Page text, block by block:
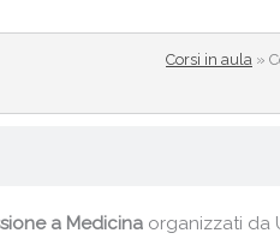
Corsi in aula»
a Medicina organizzati da